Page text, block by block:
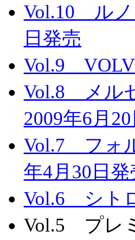
Vol.10 ルノ
日発売
Vol.9
Vol.8 メル
2009年6月
Vol.7 フォ
年4月30日発
Vol.6 シト
Vol.5 プレ